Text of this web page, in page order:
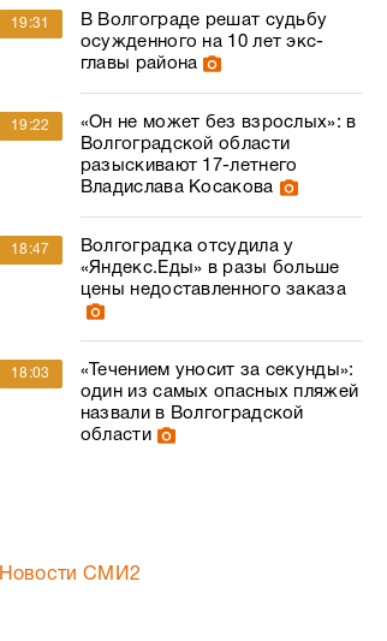
19:31
В Волгограде решат судьбу
осужденного на 10 лет экс-
главы района
19:22
«Он не может без взрослых»: в
Волгоградской области
разыскивают 17-летнего
Владислава Косакова
18:47
Волгоградка отсудила у
«Яндекс.Еды» в разы больше
цены недоставленного заказа
18:03
«Течением уносит за секунды»:
один из самых опасных пляжей
назвали в Волгоградской
области
Новости СМИ2